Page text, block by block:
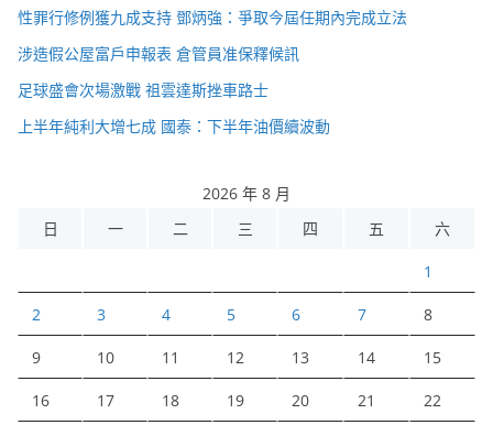
性罪行修例獲九成支持 鄧炳強：爭取今屆任期內完成立法
涉造假公屋富戶申報表 倉管員准保釋候訊
足球盛會次場激戰 祖雲達斯挫車路士
上半年純利大增七成 國泰：下半年油價續波動
2026 年 8 月
日
一 二 三 四 五 六
1
2 3 4 5 6 7 8
9 10 11 12 13 14 15
16 17 18 19 20 21 22